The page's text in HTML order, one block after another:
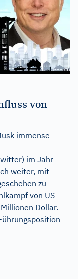
von
immense
im Jahr
weiter, mit
zu
von US-
Dollar.